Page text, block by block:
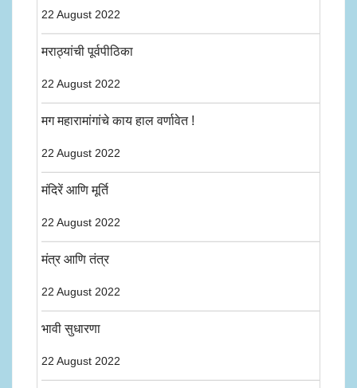
22 August 2022
मराठ्यांची पूर्वपीठिका
22 August 2022
मग महारामांगांचे काय हाल वर्णावेत !
22 August 2022
मंदिरें आणि मूर्ति
22 August 2022
मंत्र आणि तंत्र
22 August 2022
भावी सुधारणा
22 August 2022